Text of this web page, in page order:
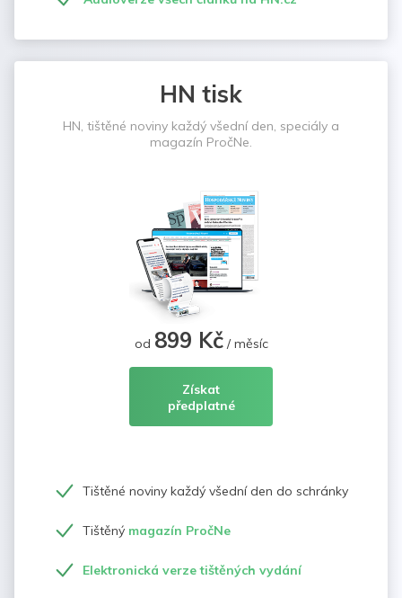
HN tisk
HN, tištěné noviny každý všední den, speciály a
magazín PročNe.
od 899 Kč/ měsíc
Získat
předplatné
Tištěné noviny každý všední den do schránky
Tištěný magazín PročNe
Elektronická verze tištěných vydání